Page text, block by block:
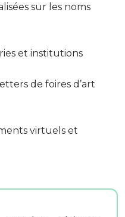
sur les noms
et institutions
de foires d’art
virtuels et